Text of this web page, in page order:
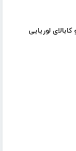
لوریایی